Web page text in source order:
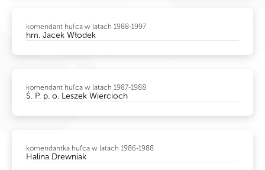
komendant hufca w latach 1988-1997
hm. Jacek Włodek
komendant hufca w latach 1987-1988
Ś. P. p. o. Leszek Wiercioch
komendantka hufca w latach 1986-1988
Halina Drewniak